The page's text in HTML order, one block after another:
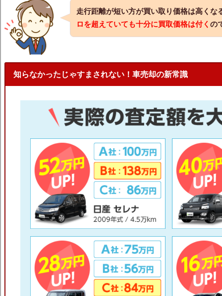
走行距離が短い方が買い取り価格は高くな
ロを超えていても十分に買取価格は付くの
知らなかったじゃすまされない！車売却の新常識